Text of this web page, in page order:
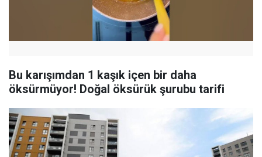
Bu karışımdan 1 kaşık içen bir daha
öksürmüyor! Doğal öksürük şurubu tarifi